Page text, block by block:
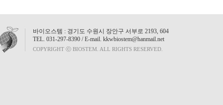
인사말
국내대리점
GENERAY Chemicals
•GENERAY DNA Marker
바이오스템 : 경기도 수원시 장안구 서부로 2193, 604
TEL. 031-297-8390 / E-mail. kkwbiostem@hanmail.net
COPYRIGHT ⓒ BIOSTEM. ALL RIGHTS RESERVED.